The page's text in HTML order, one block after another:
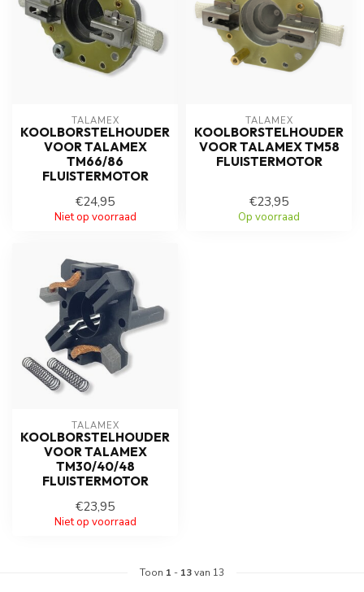
TALAMEX
KOOLBORSTELHOUDER
VOOR TALAMEX
TM66/86
FLUISTERMOTOR
€24,95
Niet op voorraad
TALAMEX
KOOLBORSTELHOUDER
VOOR TALAMEX TM58
FLUISTERMOTOR
€23,95
Op voorraad
TALAMEX
KOOLBORSTELHOUDER
VOOR TALAMEX
TM30/40/48
FLUISTERMOTOR
€23,95
Niet op voorraad
Toon 1 - 13van 13